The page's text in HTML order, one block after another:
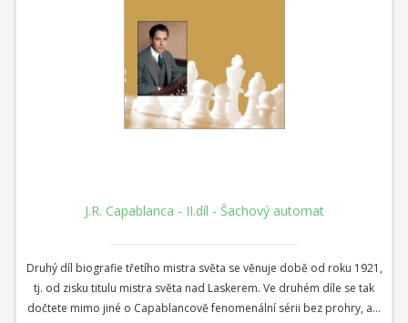
J.R. Capablanca - II.díl - Šachový automat
Druhý díl biografie třetího mistra světa se věnuje době od roku 1921,
tj. od zisku titulu mistra světa nad Laskerem. Ve druhém díle se tak
dočtete mimo jiné o Capablancově fenomenální sérii bez prohry, ale